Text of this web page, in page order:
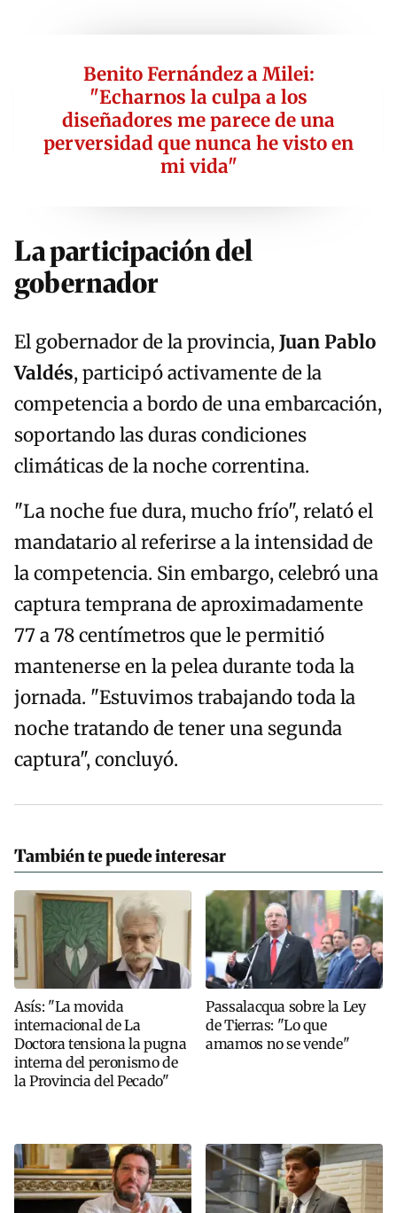
Benito Fernández a Milei:
"Echarnos la culpa a los
diseñadores me parece de una
perversidad que nunca he visto en
mi vida"
La participación del
gobernador
El gobernador de la provincia,Juan Pablo
Valdés, participó activamente de la
competencia a bordo de una embarcación,
soportando las duras condiciones
climáticas de la noche correntina.
"La noche fue dura, mucho frío", relató el
mandatario al referirse a la intensidad de
la competencia. Sin embargo, celebró una
captura temprana de aproximadamente
77 a 78 centímetros que le permitió
mantenerse en la pelea durante toda la
jornada. "Estuvimos trabajando toda la
noche tratando de tener una segunda
captura", concluyó.
También te puede interesar
Asís: "La movida
internacional de La
Doctora tensiona la pugna
interna del peronismo de
la Provincia del Pecado"
Passalacqua sobre la Ley
de Tierras: "Lo que
amamos no se vende"